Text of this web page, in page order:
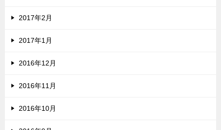
2017年2月
2017年1月
2016年12月
2016年11月
2016年10月